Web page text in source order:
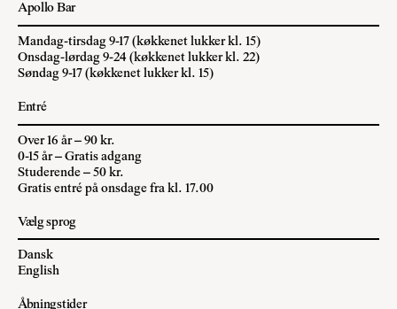
Apollo Bar
Mandag-tirsdag 9-17 (køkkenet lukker kl. 15)
Onsdag-lørdag 9-24 (køkkenet lukker kl. 22)
Søndag 9-17 (køkkenet lukker kl. 15)
Entré
Over 16 år – 90 kr.
0-15 år – Gratis adgang
Studerende – 50 kr.
Gratis entré på onsdage fra kl. 17.00
Vælg sprog
Dansk
English
Åbningstider